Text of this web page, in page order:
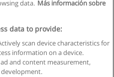
de uso
de dados
data. Más información sobre
data to provide:
scan device characteristics for
information on a device.
and content measurement,